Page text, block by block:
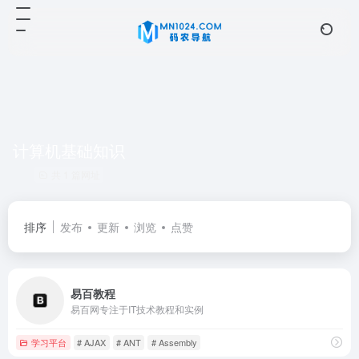
排序 发布 更新 浏览 点赞
易百教程
易百网专注于IT技术教程和实例
学习平台 # AJAX # ANT # Assembly